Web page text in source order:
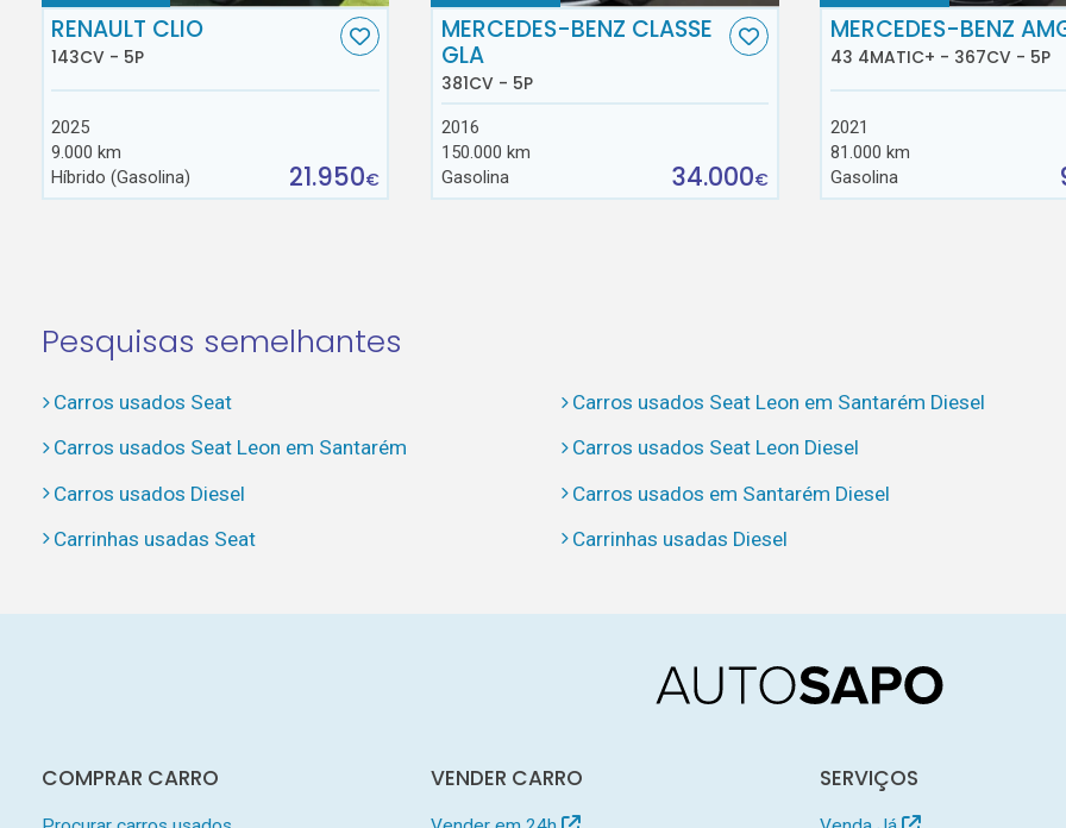
RENAULT CLIO
143CV - 5P
2025
9.000 km
Híbrido (Gasolina)
21.950€
MERCEDES-BENZ CLASSE
GLA
381CV - 5P
2016
150.000 km
Gasolina
34.000€
MERCEDES-BENZ
43 4MATIC+ - 367CV - 5P
2021
81.000 km
Gasolina
Pesquisas semelhantes
Carros usados Seat
Carros usados Seat Leon em Santarém Diesel
Carros usados Seat Leon em Santarém
Carros usados Seat Leon Diesel
Carros usados Diesel
Carros usados em Santarém Diesel
Carrinhas usadas Seat
Carrinhas usadas Diesel
COMPRAR CARRO VENDER CARRO SERVIÇOS